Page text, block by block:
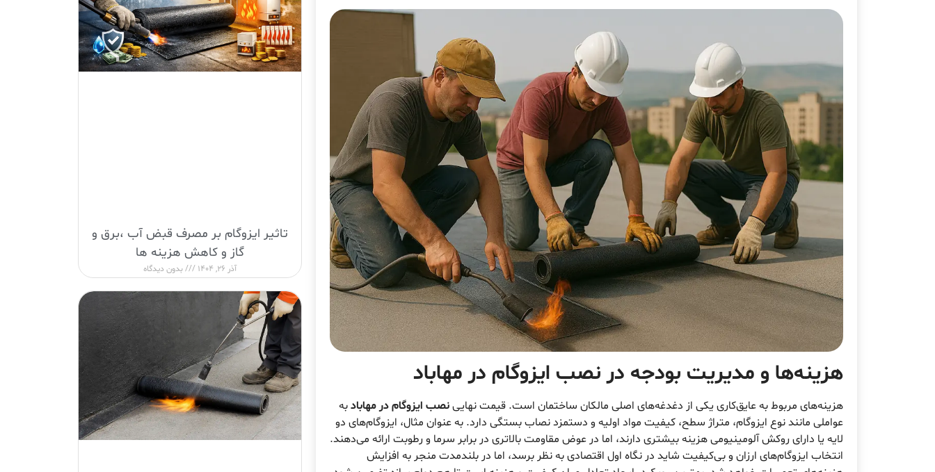
هزینه‌ها و مدیریت بودجه در نصب ایزوگام در مهاباد
هزینه‌های مربوط به عایق‌کاری یکی از دغدغه‌های اصلی مالکان ساختمان است. قیمت نهایینصب ایزوگام در مهابادبه
عواملی مانند نوع ایزوگام، متراژ سطح، کیفیت مواد اولیه و دستمزد نصاب بستگی دارد. به عنوان مثال، ایزوگام‌های دو
لایه یا دارای روکش آلومینیومی هزینه بیشتری دارند، اما در عوض مقاومت بالاتری در برابر سرما و رطوبت ارائه می‌دهند.
انتخاب ایزوگام‌های ارزان و بی‌کیفیت شاید در نگاه اول اقتصادی به نظر برسد، اما در بلندمدت منجر به افزایش
تاثیر ایزوگام بر مصرف قبض آب ،برق و
گاز و کاهش هزینه ها
آذر 26, 1404 بدون دیدگاه